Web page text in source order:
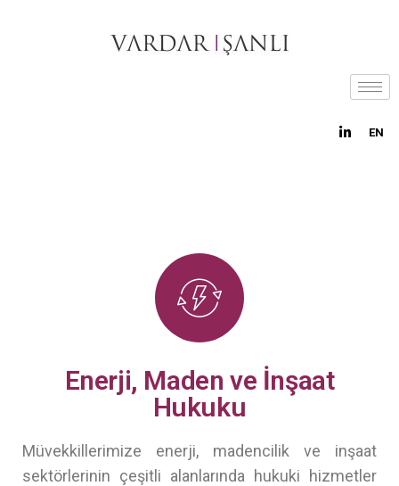
EN
Enerji, Maden ve İnşaat
Hukuku
Müvekkillerimize enerji, madencilik ve inşaat
sektörlerinin çeşitli alanlarında hukuki hizmetler